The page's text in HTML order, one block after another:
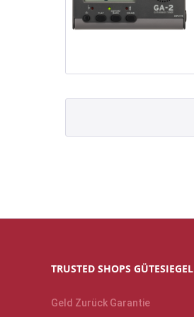
TRUSTED SHOPS GÜTESIEGEL
Geld Zurück Garantie